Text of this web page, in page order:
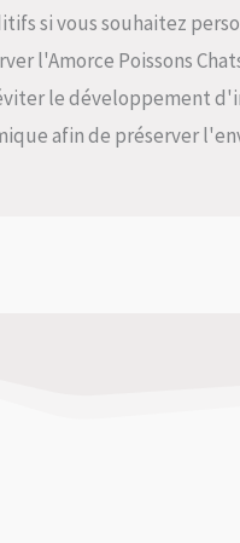
si vous souhaitez
l'Amorce Poissons
le développement
afin de préserver